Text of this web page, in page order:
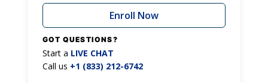
Enroll Now
GOT QUESTIONS?
Start a LIVE CHAT
Call us +1 (833) 212-6742